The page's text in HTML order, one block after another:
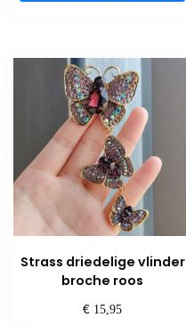
Strass driedelige vlinder
broche roos
€ 15,95